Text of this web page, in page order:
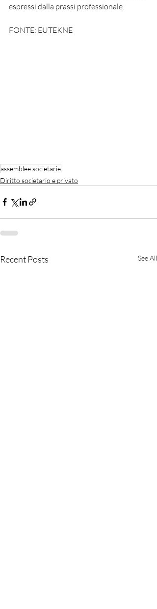
espressi dalla prassi professionale.
FONTE: EUTEKNE
assemblee societarie
Diritto societario e privato
Recent Posts See All